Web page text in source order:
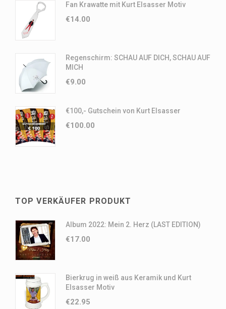
Fan Krawatte mit Kurt Elsasser Motiv
€14.00
Regenschirm: SCHAU AUF DICH, SCHAU AUF
MICH
€9.00
€100,- Gutschein von Kurt Elsasser
€100.00
TOP VERKÄUFER PRODUKT
Album 2022: Mein 2. Herz (LAST EDITION)
€17.00
Bierkrug in weiß aus Keramik und Kurt
Elsasser Motiv
€22.95